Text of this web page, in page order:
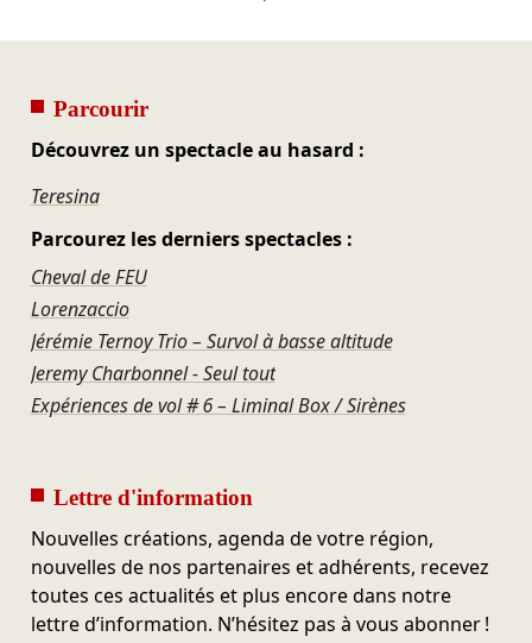
Parcourir
Découvrez un spectacle au hasard :
Teresina
Parcourez les derniers spectacles :
Cheval de FEU
Lorenzaccio
Jérémie Ternoy Trio – Survol à basse altitude
Jeremy Charbonnel - Seul tout
Expériences de vol # 6 – Liminal Box / Sirènes
Lettre d'information
Nouvelles créations, agenda de votre région,
nouvelles de nos partenaires et adhérents, recevez
toutes ces actualités et plus encore dans notre
lettre d’information. N’hésitez pas à vous abonner !